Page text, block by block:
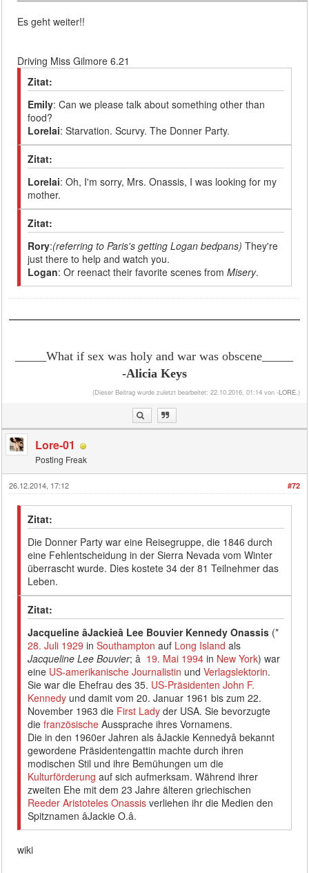
Es geht weiter!!
Driving Miss Gilmore 6.21
Zitat:
Emily: Can we please talk about something other than
food?
Lorelai: Starvation. Scurvy. The Donner Party.
Zitat:
Lorelai: Oh, I'm sorry, Mrs. Onassis, I was looking for my
mother.
Zitat:
Rory:(referring to Paris's getting Logan bedpans) They're
just there to help and watch you.
Logan: Or reenact their favorite scenes fromMisery.
_____What if sex was holy and war was obscene
-Alicia Keys
(Dieser Beitrag wurde zuletzt bearbeitet: 22.10.2016, 01:14 von -LORE.)
Lore-01
Posting Freak
#72
26.12.2014, 17:12
Zitat:
Die Donner Party war eine Reisegruppe, die 1846 durch
eine Fehlentscheidung in der Sierra Nevada vom Winter
überrascht wurde. Dies kostete 34 der 81 Teilnehmer das
Leben.
Zitat:
Jacqueline âJackieâ Lee Bouvier Kennedy Onassis (*
28. Juli 1929 inSouthampton auf Long Island als
Jacqueline Lee Bouvier; â 19. Mai 1994 in New York) war
eine US-amerikanische Journalistin undVerlagslektorin.
Sie war die Ehefrau des 35. US-Präsidenten John F.
Kennedy und damit vom 20. Januar 1961 bis zum 22.
November 1963 die First Lady der USA. Sie bevorzugte
diefranzösische Aussprache ihres Vornamens.
Die in den 1960er Jahren als âJackie Kennedyâ bekannt
gewordene Präsidentengattin machte durch ihren
modischen Stil und ihre Bemühungen um die
Kulturförderung auf sich aufmerksam. Während ihrer
zweiten Ehe mit dem 23 Jahre älteren griechischen
Reeder Aristoteles Onassis verliehen ihr die Medien den
Spitznamen âJackie O.â.
wiki